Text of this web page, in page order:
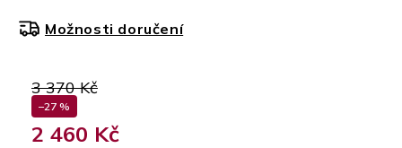
3 370 Kč
–27 %
2 460 Kč
Možnosti doručení